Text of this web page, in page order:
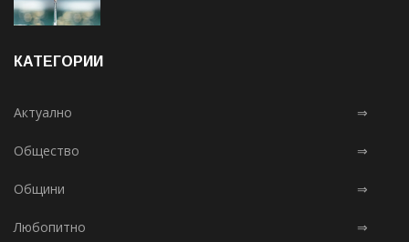
КАТЕГОРИИ
Актуално ⇒
Общество ⇒
Общини ⇒
Любопитно ⇒